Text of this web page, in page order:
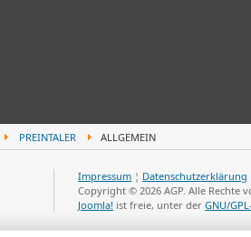
PREINTALER ALLGEMEIN
Impressum ¦ Datenschutzerklärung
Copyright © 2026 AGP. Alle Rechte
Joomla! ist freie, unter derGNU/